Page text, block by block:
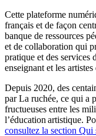
Cette plateforme
français et de façon
banque de ressources
et de collaboration qui
pratique et des services
enseignant et les
Depuis 2020, des
par La ruchée, ce qui a
fructueuses entre les
l’éducation artistique.
consultez la section Qui